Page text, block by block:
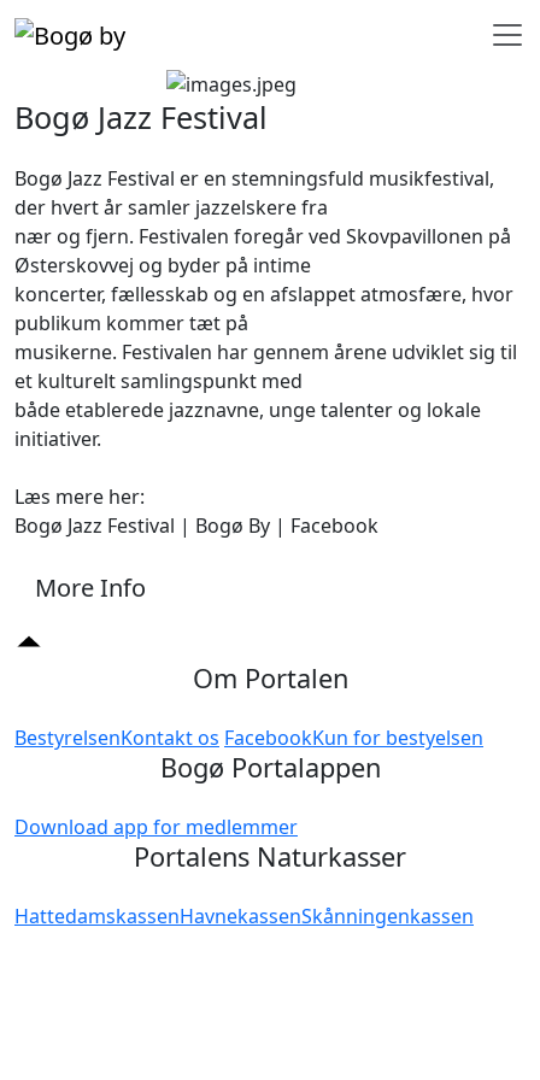
Bogø Jazz Festival
Bogø Jazz Festival er en stemningsfuld musikfestival,
der hvert år samler jazzelskere fra
nær og fjern. Festivalen foregår ved Skovpavillonen på
Østerskovvej og byder på intime
koncerter, fællesskab og en afslappet atmosfære, hvor
publikum kommer tæt på
musikerne. Festivalen har gennem årene udviklet sig til
et kulturelt samlingspunkt med
både etablerede jazznavne, unge talenter og lokale
initiativer.
Læs mere her:
Bogø Jazz Festival | Bogø By | Facebook
More Info
Om Portalen
BestyrelsenKontakt os FacebookKun for bestyelsen
Bogø Portalappen
Download app for medlemmer
Portalens Naturkasser
HattedamskassenHavnekassenSkånningenkassen